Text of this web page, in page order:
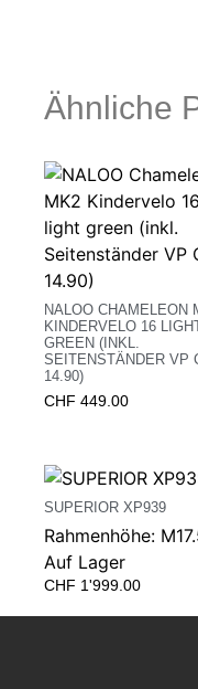
Ähnliche
NALOO CHAMELEON
KINDERVELO 16
GREEN (INKL.
SEITENSTÄNDER VP
14.90)
CHF 449.00
SUPERIOR XP939
Rahmenhöhe:
Auf Lager
CHF 1'999.00